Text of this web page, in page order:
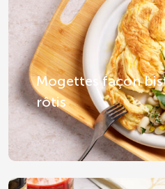
Mogettes façon
rôtis